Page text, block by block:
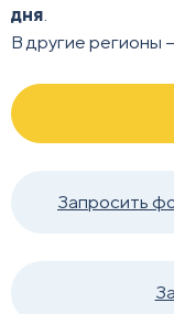
дня.
В другие регионы –
Запросить